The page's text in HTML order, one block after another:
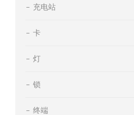
充电站
卡
灯
锁
终端